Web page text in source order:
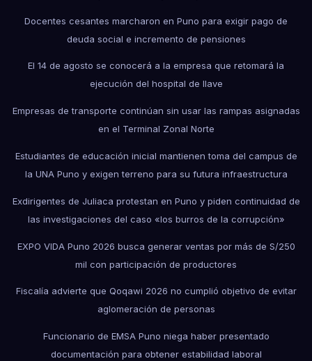
Docentes cesantes marcharon en Puno para exigir pago de
deuda social e incremento de pensiones
El 14 de agosto se conocerá a la empresa que retomará la
ejecución del hospital de Ilave
Empresas de transporte continúan sin usar las rampas asignadas
en el Terminal Zonal Norte
Estudiantes de educación inicial mantienen toma del campus de
la UNA Puno y exigen terreno para su futura infraestructura
Exdirigentes de Juliaca protestan en Puno y piden continuidad de
las investigaciones del caso «los burros de la corrupción»
EXPO VIDA Puno 2026 busca generar ventas por más de S/250
mil con participación de productores
Fiscalía advierte que Qoqawi 2026 no cumplió objetivo de evitar
aglomeración de personas
Funcionario de EMSA Puno niega haber presentado
documentación para obtener estabilidad laboral